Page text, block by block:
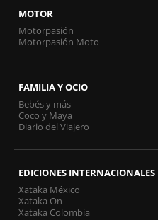
MOTOR
Motorpasión
Motorpasión Moto
FAMILIA Y OCIO
Bebés y más
Coco y Maya
Diario del Viajero
EDICIONES INTERNACIONALES
Xataka México
Xataka On
Xataka Colombia